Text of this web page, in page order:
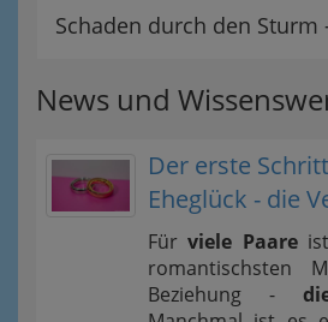
Schaden durch den Sturm
News und
Der erste
Eheglück - die
Fürviele Paareist
romantischsten
Beziehung -